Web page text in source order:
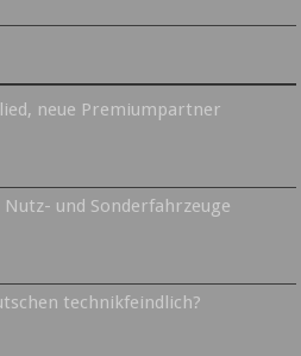
neue Premiumpartner
und Sonderfahrzeuge
technikfeindlich?